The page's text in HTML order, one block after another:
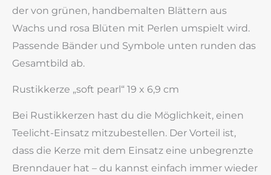
der von grünen, handbemalten Blättern aus
Wachs und rosa Blüten mit Perlen umspielt wird.
Passende Bänder und Symbole unten runden das
Gesamtbild ab.
Rustikkerze „soft pearl“ 19 x 6,9 cm
Bei Rustikkerzen hast du die Möglichkeit, einen
Teelicht-Einsatz mitzubestellen. Der Vorteil ist,
dass die Kerze mit dem Einsatz eine unbegrenzte
Brenndauer hat – du kannst einfach immer wieder